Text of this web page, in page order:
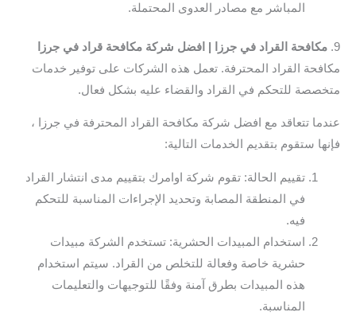
المباشر مع مصادر العدوى المحتملة.
9. مكافحة القراد في جرزا | افضل شركة مكافحة قراد في جرزا
مكافحة القراد المحترفة. تعمل هذه الشركات على توفير خدمات
متخصصة للتحكم في القراد والقضاء عليه بشكل فعال.
عندما تتعاقد مع افضل شركة مكافحة القراد المحترفة في جرزا ،
فإنها ستقوم بتقديم الخدمات التالية:
تقييم الحالة: تقوم شركة اوامرك بتقييم مدى انتشار القراد
في المنطقة المصابة وتحديد الإجراءات المناسبة للتحكم
فيه.
استخدام المبيدات الحشرية: تستخدم الشركة مبيدات
حشرية خاصة وفعالة للتخلص من القراد. سيتم استخدام
هذه المبيدات بطرق آمنة وفقًا للتوجيهات والتعليمات
المناسبة.